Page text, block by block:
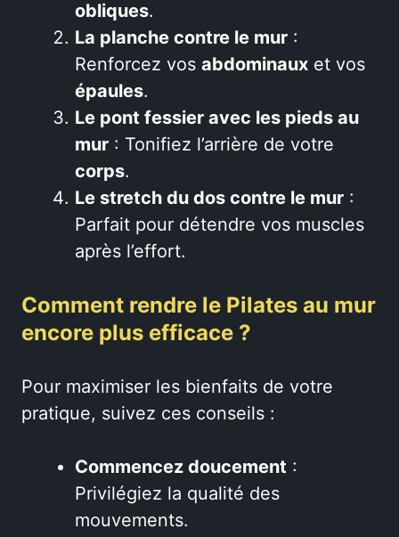
obliques.
La planche contre le mur :
Renforcez vos abdominaux et vos
épaules.
Le pont fessier avec les pieds au
mur : Tonifiez l’arrière de votre
corps.
Le stretch du dos contre le mur :
Parfait pour détendre vos muscles
après l’effort.
Comment rendre le Pilates au mur
encore plus efficace ?
Pour maximiser les bienfaits de votre
pratique, suivez ces conseils :
Commencez doucement :
Privilégiez la qualité des
mouvements.